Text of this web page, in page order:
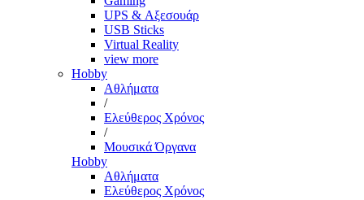
UPS & Αξεσουάρ
USB Sticks
Virtual Reality
view more
Hobby
Αθλήματα
/
Ελεύθερος Χρόνος
/
Μουσικά Όργανα
Hobby
Αθλήματα
Ελεύθερος Χρόνος